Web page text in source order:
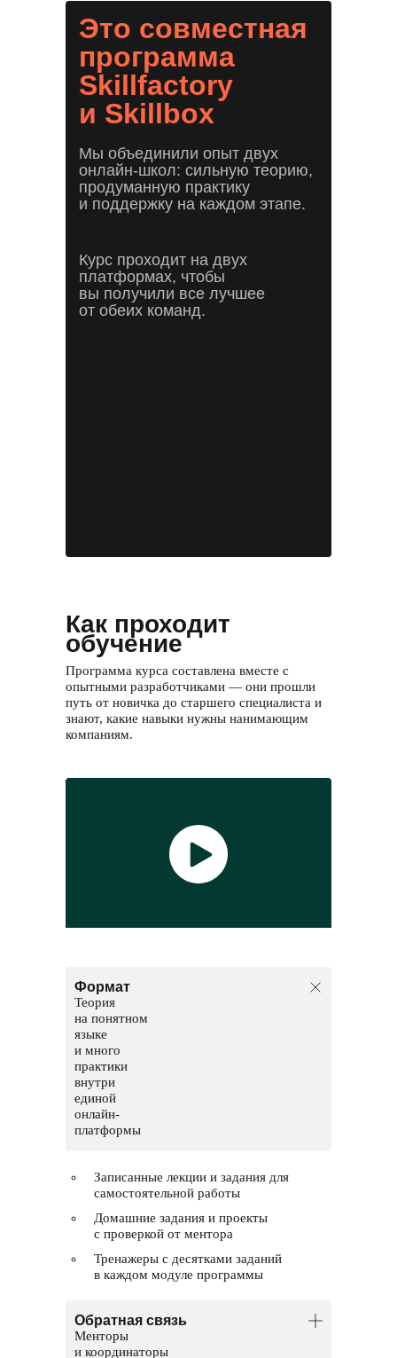
Это совместная
программа
Skillfactory
и Skillbox
Мы объединили опыт двух
онлайн-школ: сильную теорию,
продуманную практику
и поддержку на каждом этапе.
Курс проходит на двух
платформах, чтобы
вы получили все лучшее
от обеих команд.
Как проходит
обучение
Программа курса составлена вместе с
опытными разработчиками — они прошли
путь от новичка до старшего специалиста и
знают, какие навыки нужны нанимающим
компаниям.
Формат
Теория
на понятном
языке
и много
практики
внутри
единой
онлайн-
платформы
Записанные лекции и задания для
самостоятельной работы
Домашние задания и проекты
с проверкой от ментора
Тренажеры с десятками заданий
в каждом модуле программы
Обратная связь
Менторы
и координаторы